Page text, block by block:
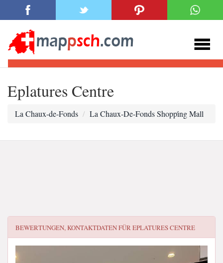
Eplatures Centre
La Chaux-de-Fonds La Chaux-De-Fonds Shoppi̇ng Mall
BEWERTUNGEN, KONTAKTDATEN FÜREPLATURES CENTRE